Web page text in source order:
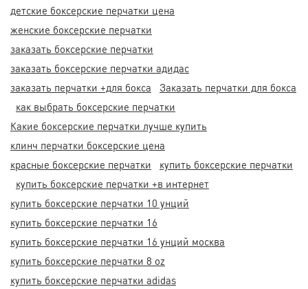
детские боксерские перчатки цена
женские боксерские перчатки
заказать боксерские перчатки
заказать боксерские перчатки адидас
заказать перчатки +для бокса
Заказать перчатки для бокса
как выбрать боксерские перчатки
Какие боксерские перчатки лучше купить
клинч перчатки боксерские цена
красные боксерские перчатки
купить боксерские перчатки
купить боксерские перчатки +в интернет
купить боксерские перчатки 10 унций
купить боксерские перчатки 16
купить боксерские перчатки 16 унций москва
купить боксерские перчатки 8 oz
купить боксерские перчатки adidas